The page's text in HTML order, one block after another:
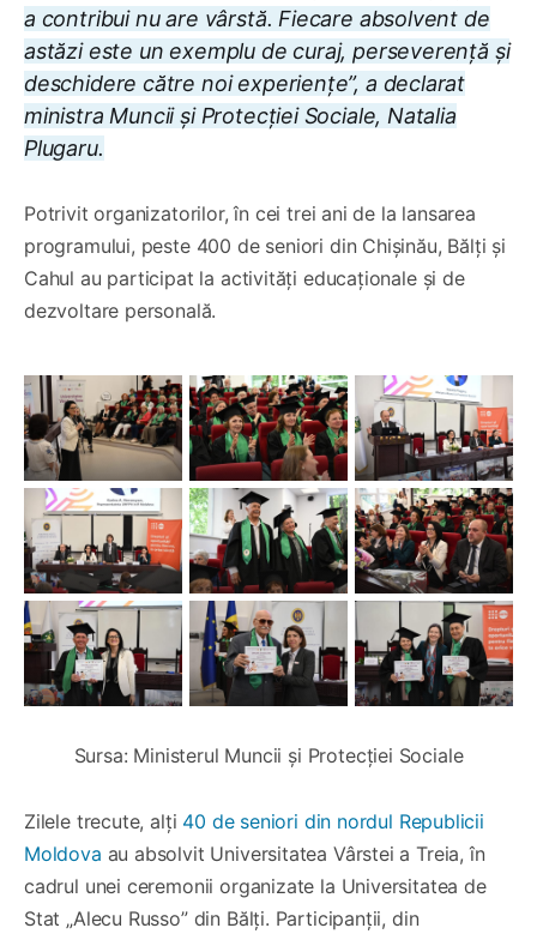
a contribui nu are vârstă. Fiecare absolvent de
astăzi este un exemplu de curaj, perseverență și
deschidere către noi experiențe”, a declarat
ministra Muncii și Protecției Sociale, Natalia
Plugaru.
Potrivit organizatorilor, în cei trei ani de la lansarea
programului, peste 400 de seniori din Chișinău, Bălți și
Cahul au participat la activități educaționale și de
dezvoltare personală.
Sursa: Ministerul Muncii și Protecției Sociale
Zilele trecute, alți 40 de seniori din nordul Republicii
Moldova au absolvit Universitatea Vârstei a Treia, în
cadrul unei ceremonii organizate la Universitatea de
Stat „Alecu Russo” din Bălți. Participanții, din